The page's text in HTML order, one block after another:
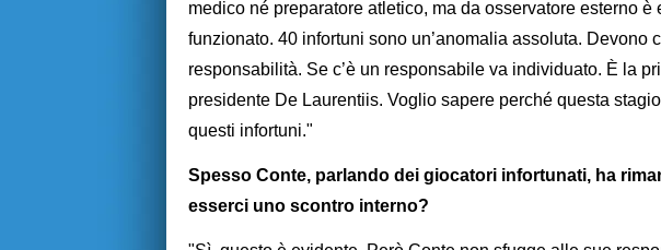
medico né preparatore atletico, ma da osservatore esterno
funzionato. 40 infortuni sono un’anomalia assoluta. Devono
responsabilità. Se c’è un responsabile va individuato. È la
presidente De Laurentiis. Voglio sapere perché questa
questi infortuni."
Spesso Conte, parlando dei giocatori infortunati, ha
esserci uno scontro interno?